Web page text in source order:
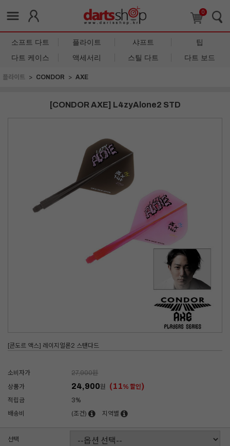
0
소프트 다트 플라이트 샤프트
팁
다트 케이스
액세서리 스틸 다트 다트 보드
플라이트 CONDOR AXE
[CONDOR AXE] L4zyAlone2 STD
[콘도르 액스] 레이지얼론2 스탠다드
소비자가 27,900원
상품가
24,900원 (11% 할인)
적립금
3%
배송비
(조건) 지역별
선택